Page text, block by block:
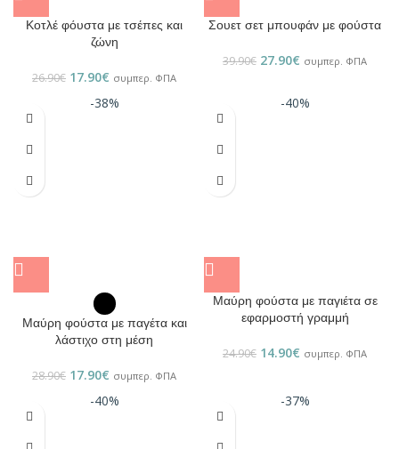
Κοτλέ φόυστα με τσέπες και
ζώνη
26.90€ 17.90€ συμπερ. ΦΠΑ
Σουετ σετ μπουφάν με φούστα
39.90€ 27.90€ συμπερ. ΦΠΑ
-38%
Μαύρη φούστα με παγέτα και
λάστιχο στη μέση
28.90€ 17.90€ συμπερ. ΦΠΑ
-40%
Μαύρη φούστα με παγιέτα σε
εφαρμοστή γραμμή
24.90€ 14.90€ συμπερ. ΦΠΑ
-40% -37%